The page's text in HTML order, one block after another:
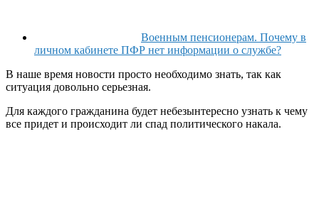
Военным пенсионерам. Почему в
личном кабинете ПФР нет информации о службе?
В наше время новости просто необходимо знать, так как
ситуация довольно серьезная.
Для каждого гражданина будет небезынтересно узнать к чему
все придет и происходит ли спад политического накала.